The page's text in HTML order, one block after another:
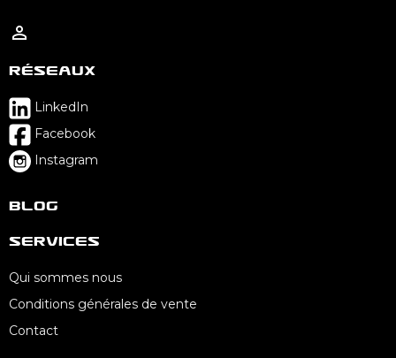

Réseaux
LinkedIn
Facebook
Instagram
Blog
Services
Qui sommes nous
Conditions générales de vente
Contact